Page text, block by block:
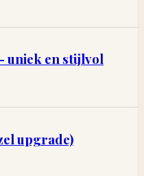
uniek en stijlvol
upgrade)